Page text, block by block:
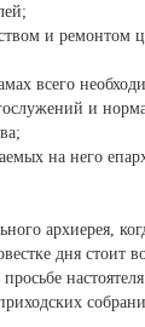
и ремонтом
всего
и
на него
архиерея,
дня стоит